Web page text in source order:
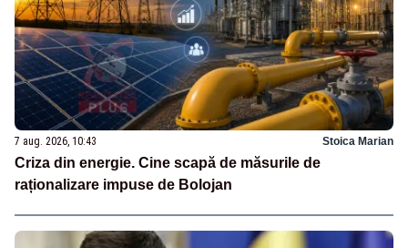
7 aug. 2026, 10:43 Stoica Marian
Criza din energie. Cine scapă de măsurile de
raționalizare impuse de Bolojan